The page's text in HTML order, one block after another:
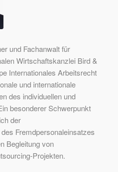
und Fachanwalt für
Wirtschaftskanzlei Bird &
Internationales Arbeitsrecht
und internationale
des individuellen und
besonderer Schwerpunkt
der
Fremdpersonaleinsatzes
Begleitung von
Projekten.